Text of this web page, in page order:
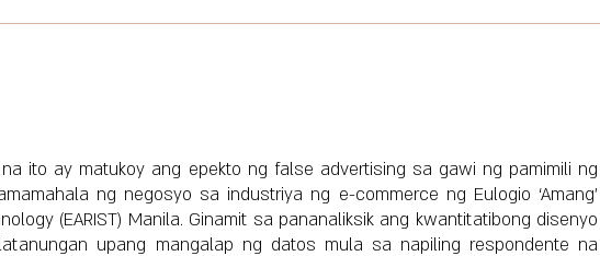
ito ay matukoy ang epekto ng false advertising sa gawi ng pamimili ng
ng negosyo sa industriya ng e-commerce ng Eulogio ‘Amang’
(EARIST) Manila. Ginamit sa pananaliksik ang kwantitatibong disenyo
upang mangalap ng datos mula sa napiling respondente na